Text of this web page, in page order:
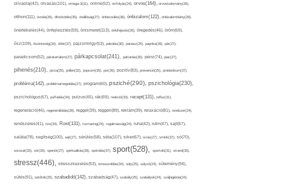
olívaolaj(42), olvasás(101), omega-3(31), online(52), orrfolyás(24), orvos(164), orvostudomány(26),
otthon(111), óvoda(26), öltözködés(35), önállóság(27), önbecsülés(36), önbizalom(122), önbizalomhiány(28),
önértékelés(44), önfejlesztés(59), önismeret(113), önkifejezés(26), öregedés(46), öröm(69),
ősz(109), őszinteség(34), ötlet(37), pajzsmirigy(53), pakolás(30), panasz(25), paprika(28), pár(27),
paradicsom(52), páratartalom(27), párkapcsolat(241), pattanás(30), pénz(74), piac(27),
pihenés(210), pizza(25), pollen(32), popcorn(35), por(26), pozitív(83), prevenció(25), probiotikum(37),
probléma(142), problémamegoldás(27), program(60), psziché(290), pszichológia(230),
pszichológus(67), puffadás(34), pulzus(45), rák(69), reakció(33), recept(131), reflux(31),
regeneráció(46), regenerálódás(28), reggel(39), reggeli(89), reklám(39), relaxáció(81), rendszer(24),
rendszeres(41), rizs(34), Rost(131), rozmaring(24), rugalmasság(24), ruha(42), rutin(47), sajt(67),
saláta(78), segítség(100), sejt(27), sérülés(58), séta(107), siker(67), sírás(27), smink(37), só(70),
sorozat(33), sör(26), spenót(27), spiritualitás(28), spórolás(37), sport(528), sportoló(31), strand(35),
stressz(446), stresszkezelés(53), stresszoldás(34), súly(25), súlyzó(24), sütemény(94),
sütés(91), sütőtök(25), szabadidő(142), szabadság(47), szabály(25), szabályok(24), szájhigiénia(24),